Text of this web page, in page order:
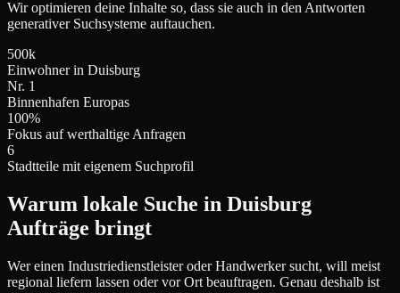
Wir optimieren deine Inhalte so, dass sie auch in den Antworten
generativer Suchsysteme auftauchen.
500k
Einwohner in Duisburg
Nr. 1
Binnenhafen Europas
100%
Fokus auf werthaltige Anfragen
6
Stadtteile mit eigenem Suchprofil
Warum lokale Suche in Duisburg
Aufträge bringt
Wer einen Industriedienstleister oder Handwerker sucht, will meist
regional liefern lassen oder vor Ort beauftragen. Genau deshalb ist